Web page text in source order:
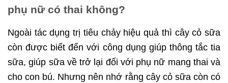
phụ nữ có thai không?
Ngoài tác dụng trị tiêu chảy hiệu quả thì cây cỏ sữa
còn được biết đến với công dụng giúp thông tắc tia
sữa, giúp sữa về trở lại đối với phụ nữ mang thai và
cho con bú. Nhưng nên nhớ rằng cây cỏ sữa còn có